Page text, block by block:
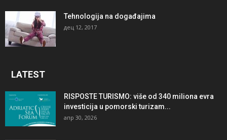
Tehnologija na događajima
дец 12, 2017
LATEST
RISPOSTE TURISMO: više od 340 miliona evra
investicija u pomorski turizam...
апр 30, 2026